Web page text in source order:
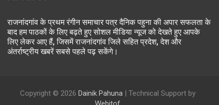
राजनांदगांव के प्रथम रंगीन समाचार पत्र दैनिक पहुना की अपार सफलता के
बाद हम पाठकों के लिए बढ़ते हुए सोशल मीडिया न्यूज को देखते हुए आपके
लिए लेकर आए हैं, जिसमें राजनांदगांव जिले सहित प्रदेश, देश और
अंतर्राष्ट्रीय खबरें सबसे पहले पढ़ सकेंगे।
Copyright © 2026 Dainik Pahuna| Technical Support by